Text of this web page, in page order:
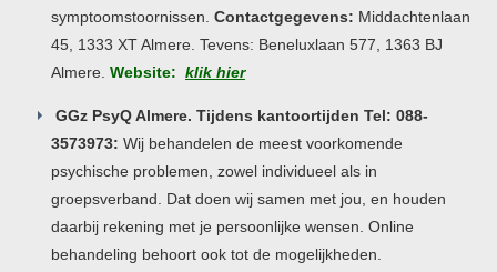
symptoomstoornissen. Contactgegevens: Middachtenlaan
45, 1333 XT Almere. Tevens: Beneluxlaan 577, 1363 BJ
Almere. Website: klik hier
GGz PsyQ Almere. Tijdens kantoortijden Tel: 088-
3573973: Wij behandelen de meest voorkomende
psychische problemen, zowel individueel als in
groepsverband. Dat doen wij samen met jou, en houden
daarbij rekening met je persoonlijke wensen. Online
behandeling behoort ook tot de mogelijkheden.